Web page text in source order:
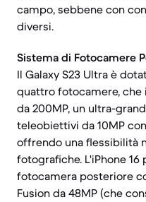
campo, sebbene con
diversi.
Sistema di Fotocamere
Il Galaxy S23 Ultra è
quattro fotocamere,
da 200MP, un ultra-
teleobiettivi da 10MP
offrendo una flessibilità
fotografiche. L'iPhone
fotocamera posteriore
Fusion da 48MP (che